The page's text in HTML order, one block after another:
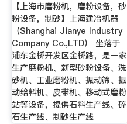
【上海市磨粉机，磨粉设备，砂
粉设备，制砂】上海建冶机器
（Shanghai Jianye Industry
Company Co.,LTD） 坐落于
浦东金桥开发区金桥路，是一家
生产磨粉机、新型砂粉设备、洗
砂机、工业磨粉机、振动筛、振
动给料机、皮带机、移动式磨粉
站等设备，提供石料生产线、碎
石生产线、制砂生产线